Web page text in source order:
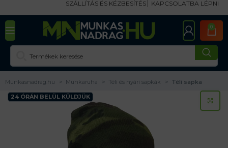
SZÁLLÍTÁS ÉS KÉZBESÍTÉS KAPCSOLATBA LÉPNI
0
Munkasnadrag.hu Munkaruha Téli és nyári sapkák Téli sapka
24 ÓRÁN BELÜL KÜLDJÜK